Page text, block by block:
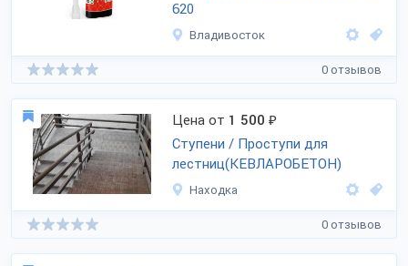
620
Владивосток
0 отзывов
Цена от 1 500 ₽
Ступени / Проступи для
лестниц(КЕВЛАРОБЕТОН)
Находка
0 отзывов